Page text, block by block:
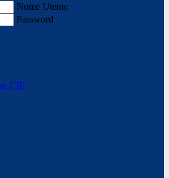
Nome Utente
Password
CIE